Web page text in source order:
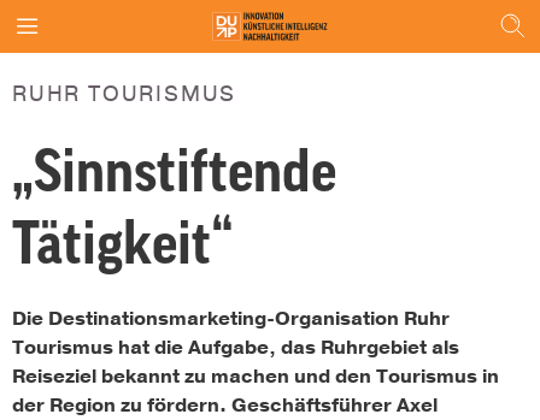
RUHR TOURISMUS
„Sinnstiftende
Tätigkeit“
Die Destinationsmarketing-Organisation Ruhr
Tourismus hat die Aufgabe, das Ruhrgebiet als
Reiseziel bekannt zu machen und den Tourismus in
der Region zu fördern. Geschäftsführer Axel